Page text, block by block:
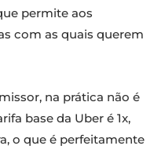
permite aos
com as quais querem
na prática não é
base da Uber é 1x,
o que é perfeitamente